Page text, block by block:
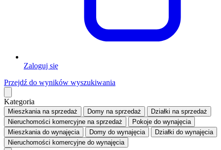
Zaloguj się
Przejdź do wyników wyszukiwania
Kategoria
Mieszkaniana sprzedaż Domy na sprzedaż Działki na sprzedaż
Nieruchomości komercyjne na sprzedaż Pokoje do wynajęcia
Mieszkaniado wynajęcia Domy do wynajęcia Działki do wynajęcia
Nieruchomości komercyjne do wynajęcia